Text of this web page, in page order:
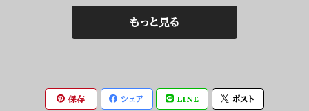
もっと見る
保存 シェア LINE ポスト